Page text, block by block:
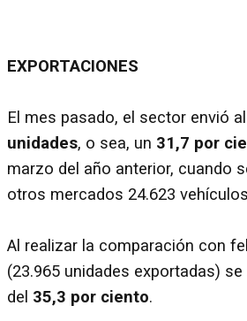
EXPORTACIONES
El mes pasado, el sector envió
unidades, o sea, un 31,7 por
marzo del año anterior, cuando
otros mercados 24.623
Al realizar la comparación con
(23.965 unidades exportadas)
del 35,3 por ciento.